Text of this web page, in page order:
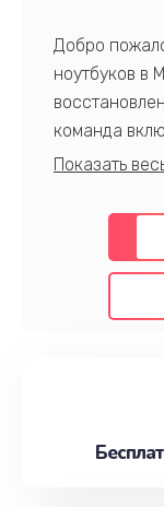
Добро
ноутбуков в
команда
предлагаем
также
наилучшим